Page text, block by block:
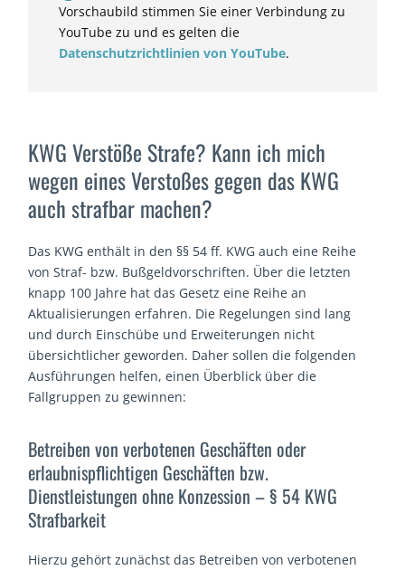
Vorschaubild stimmen Sie einer Verbindung zu
YouTube zu und es gelten die
Datenschutzrichtlinien von YouTube.
KWG Verstöße Strafe? Kann ich mich
wegen eines Verstoßes gegen das KWG
auch strafbar machen?
Das KWG enthält in den §§ 54 ff. KWG auch eine Reihe
von Straf- bzw. Bußgeldvorschriften. Über die letzten
knapp 100 Jahre hat das Gesetz eine Reihe an
Aktualisierungen erfahren. Die Regelungen sind lang
und durch Einschübe und Erweiterungen nicht
übersichtlicher geworden. Daher sollen die folgenden
Ausführungen helfen, einen Überblick über die
Fallgruppen zu gewinnen:
Betreiben von verbotenen Geschäften oder
erlaubnispflichtigen Geschäften bzw.
Dienstleistungen ohne Konzession – § 54 KWG
Strafbarkeit
Hierzu gehört zunächst das Betreiben von verbotenen